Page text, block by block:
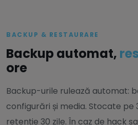
BACKUP & RESTAURARE
Backup automat,
ore
Backup-urile rulează automat:
configurări și media. Stocate pe
retenție 30 zile. În caz de hack